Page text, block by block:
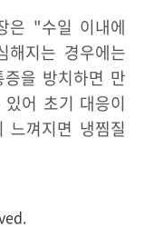
은 "수일 이내에
지는 경우에는
을 방치하면 만
어 초기 대응이
느껴지면 냉찜질